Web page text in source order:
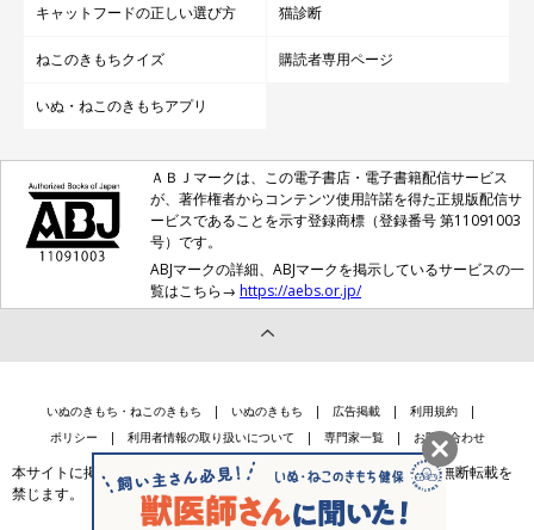
キャットフードの正しい選び方 猫診断
ねこのきもちクイズ 購読者専用ページ
いぬ・ねこのきもちアプリ
ＡＢＪマークは、この電子書店・電子書籍配信サービス
が、著作権者からコンテンツ使用許諾を得た正規版配信サ
ービスであることを示す登録商標（登録番号 第11091003
号）です。
ABJマークの詳細、ABJマークを掲示しているサービスの一
覧はこちら→ https://aebs.or.jp/
いぬのきもち・ねこのきもち いぬのきもち 広告掲載
利用規約
ポリシー
利用者情報の取り扱いについて 専門家一覧 お問い合わせ
本サイトに掲載されている記事・写真・イラスト等のコンテンツの無断転載を
禁じます。